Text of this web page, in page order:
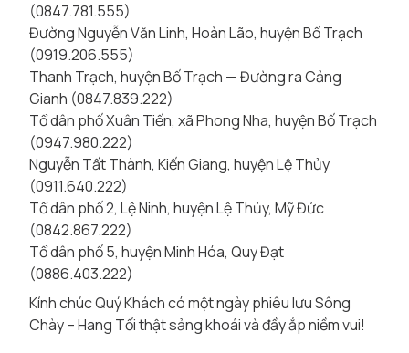
(0847.781.555)
Đường Nguyễn Văn Linh, Hoàn Lão, huyện Bố Trạch
(0919.206.555)
Thanh Trạch, huyện Bố Trạch — Đường ra Cảng
Gianh (0847.839.222)
Tổ dân phố Xuân Tiến, xã Phong Nha, huyện Bố Trạch
(0947.980.222)
Nguyễn Tất Thành, Kiến Giang, huyện Lệ Thủy
(0911.640.222)
Tổ dân phố 2, Lệ Ninh, huyện Lệ Thủy, Mỹ Đức
(0842.867.222)
Tổ dân phố 5, huyện Minh Hóa, Quy Đạt
(0886.403.222)
Kính chúc Quý Khách có một ngày phiêu lưu Sông
Chày – Hang Tối thật sảng khoái và đầy ắp niềm vui!